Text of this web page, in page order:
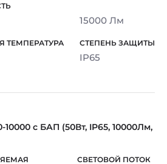
15000 Лм
IP65
10000 с БАП (50Вт, IP65, 10000Лм,